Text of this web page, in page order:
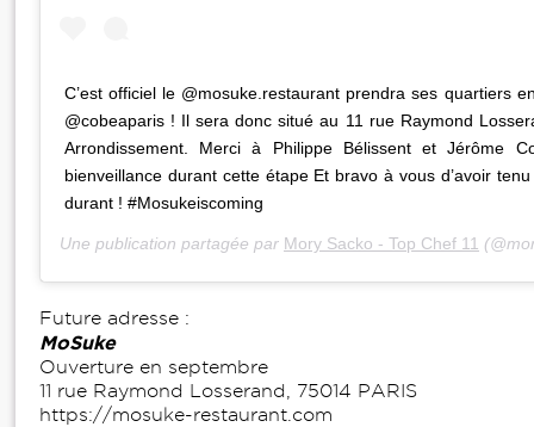
C’est officiel le @mosuke.restaurant prendra ses quartiers
@cobeaparis ! Il sera donc situé au 11 rue Raymond
Arrondissement. Merci à Philippe Bélissent et Jérôme
bienveillance durant cette étape Et bravo à vous d’avoir tenu
durant ! #Mosukeiscoming
Une publication partagée par Mory Sacko - Top Chef 11
Future adresse :
MoSuke
Ouverture en septembre
11 rue Raymond Losserand, 75014 PARIS
https://mosuke-restaurant.com